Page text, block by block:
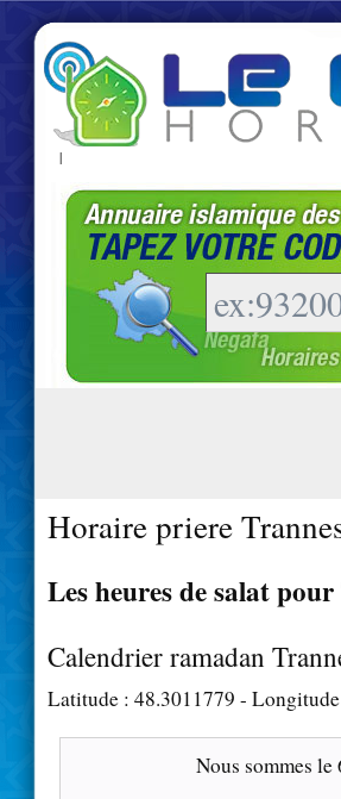
|
Horaire priere
Les heures de salat
Calendrier ramadan
Latitude : 48.3011779 -
Nous sommes le